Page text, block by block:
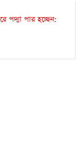
পদ্মা পার হচ্ছেন: